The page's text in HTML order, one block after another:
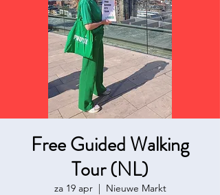
Free Guided Walking
Tour (NL)
za 19 apr
  |
Nieuwe Markt